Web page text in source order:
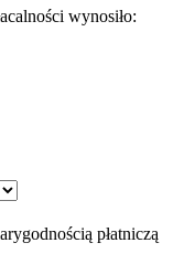
wynosiło:
płatniczą